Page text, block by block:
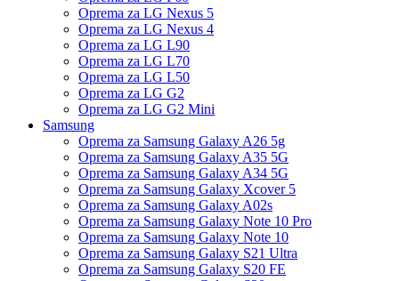
Oprema za LG Nexus 5
Oprema za LG Nexus 4
Oprema za LG L90
Oprema za LG L70
Oprema za LG L50
Oprema za LG G2
Oprema za LG G2 Mini
Samsung
Oprema za Samsung Galaxy A26 5g
Oprema za Samsung Galaxy A35 5G
Oprema za Samsung Galaxy A34 5G
Oprema za Samsung Galaxy Xcover 5
Oprema za Samsung Galaxy A02s
Oprema za Samsung Galaxy Note 10 Pro
Oprema za Samsung Galaxy Note 10
Oprema za Samsung Galaxy S21 Ultra
Oprema za Samsung Galaxy S20 FE